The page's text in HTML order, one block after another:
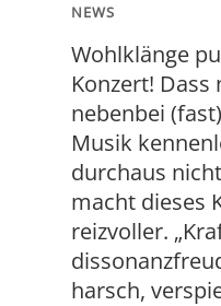
NEWS
Wohlklänge
Konzert! Dass
nebenbei
Musik
durchaus
macht dieses
reizvoller.
harsch,